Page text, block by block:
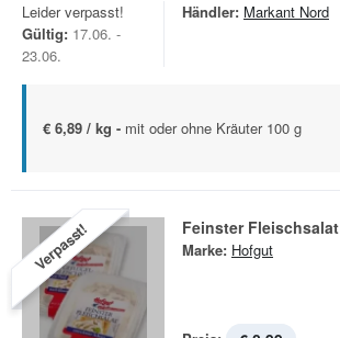
Leider verpasst!
Gültig: 17.06. -
23.06.
Händler: Markant Nord
€ 6,89 / kg - mit oder ohne Kräuter 100 g
Verpasst! Feinster Fleischsalat
Marke: Hofgut